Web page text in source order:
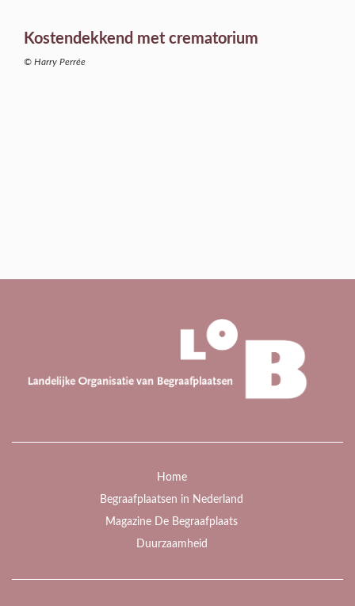
Kostendekkend met crematorium
© Harry Perrée
Home
Begraafplaatsen in Nederland
Magazine De Begraafplaats
Duurzaamheid